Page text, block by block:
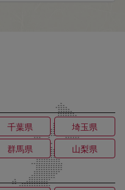
千葉県
埼玉県
群馬県 山梨県